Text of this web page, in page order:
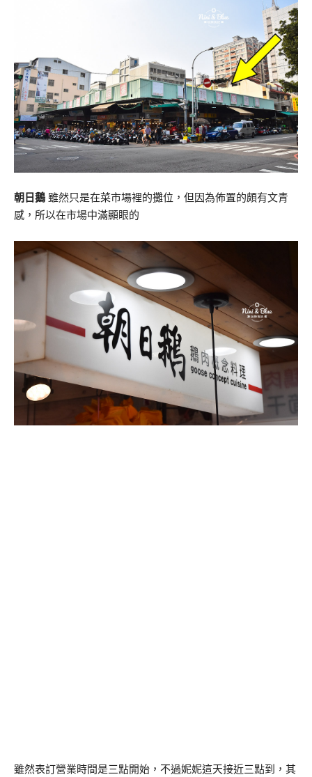
朝日鵝 雖然只是在菜市場裡的攤位，但因為佈置的頗有文青
感，所以在市場中滿顯眼的
雖然表訂營業時間是三點開始，不過妮妮這天接近三點到，其